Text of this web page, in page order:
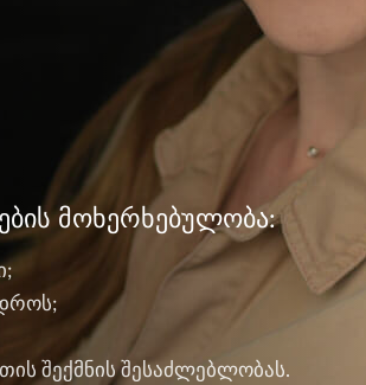
მოხერხებულობა:
შექმნის შესაძლებლობას.